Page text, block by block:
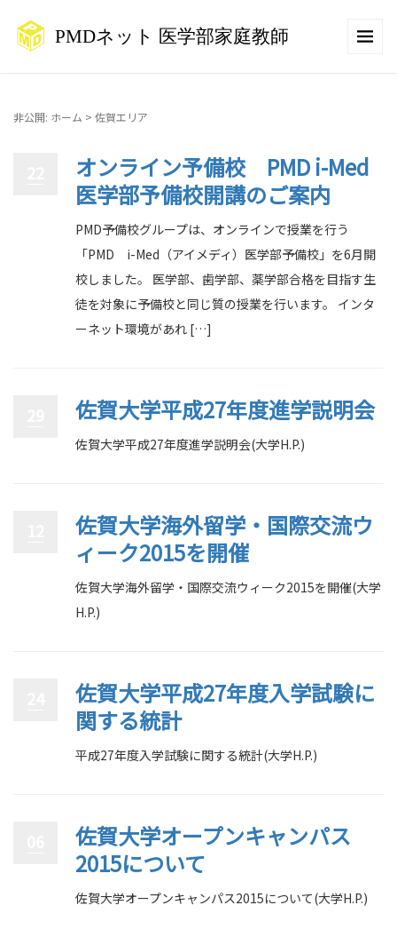
非公開: ホーム > 佐賀エリア
オンライン予備校 PMD i-Med
医学部予備校開講のご案内
PMD予備校グループは、オンラインで授業を行う
「PMD i-Med（アイメディ）医学部予備校」を6月開
校しました。 医学部、歯学部、薬学部合格を目指す生
徒を対象に予備校と同じ質の授業を行います。 インタ
ーネット環境があれ […]
佐賀大学平成27年度進学説明会
佐賀大学平成27年度進学説明会(大学H.P.)
佐賀大学海外留学・国際交流ウ
ィーク2015を開催
佐賀大学海外留学・国際交流ウィーク2015を開催(大学
H.P.)
佐賀大学平成27年度入学試験に
関する統計
平成27年度入学試験に関する統計(大学H.P.)
佐賀大学オープンキャンパス
2015について
佐賀大学オープンキャンパス2015について(大学H.P.)